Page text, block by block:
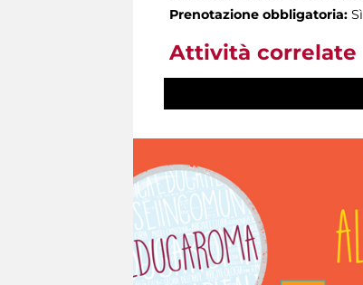
Prenotazione obbligatoria: Sì
Attività correlate